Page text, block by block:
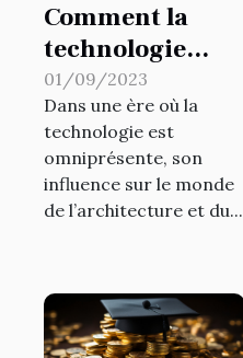
Comment la
technologie
influence-t-elle
la conception
d'habitat
moderne?
01/09/2023
Dans une ère où la
technologie est
omniprésente, son
influence sur le monde
de l’architecture et du...